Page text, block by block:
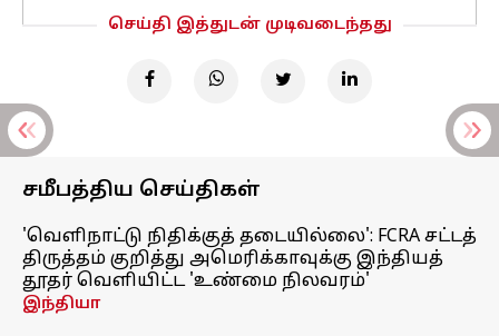
செய்தி இத்துடன் முடிவடைந்தது
சமீபத்திய செய்திகள்
'வெளிநாட்டு நிதிக்குத் தடையில்லை': FCRA சட்டத்
திருத்தம் குறித்து அமெரிக்காவுக்கு இந்தியத்
தூதர் வெளியிட்ட 'உண்மை நிலவரம்'
இந்தியா